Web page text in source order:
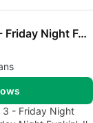
FANMADE Vs. Tricky Phase 3 - Friday Night Funkin' Mod
3 - Friday Night